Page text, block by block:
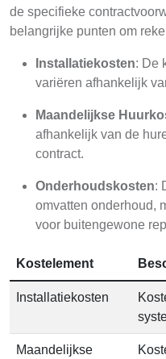
de specifieke
belangrijke punten om
Installatiekosten: De
variëren afhankelijk
Maandelijkse
afhankelijk van de
contract.
Onderhoudskosten:
omvatten onderhoud,
voor buitengewone
Kostelement
Installatiekosten
Maandelijkse